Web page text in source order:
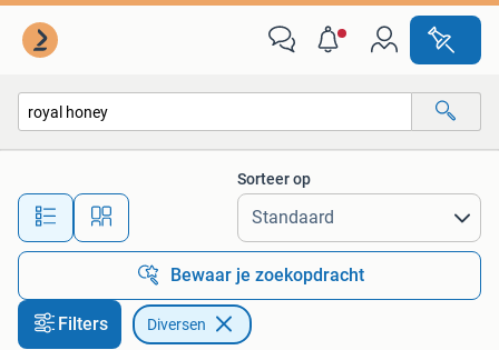
Alle afstanden…
Sorteer op
Bewaar je zoekopdracht
Filters Diversen